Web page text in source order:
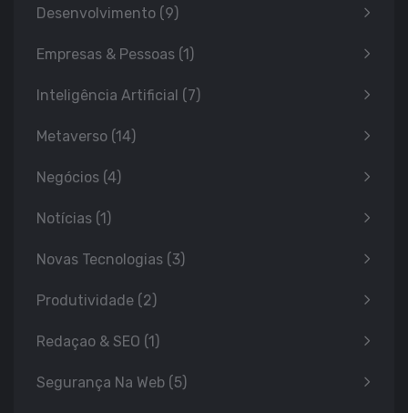
Desenvolvimento (9)
Empresas & Pessoas (1)
Inteligência Artificial (7)
Metaverso (14)
Negócios (4)
Notícias (1)
Novas Tecnologias (3)
Produtividade (2)
Redaçao & SEO (1)
Segurança Na Web (5)